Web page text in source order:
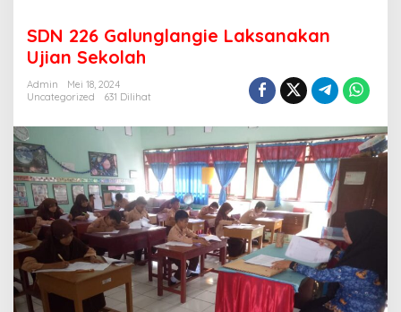
SDN 226 Galunglangie Laksanakan
Ujian Sekolah
Admin
Mei 18, 2024
Uncategorized
631 Dilihat